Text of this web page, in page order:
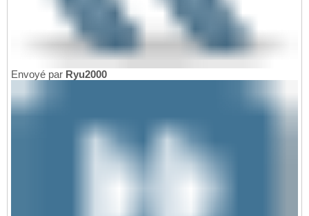
Envoyé par Ryu2000